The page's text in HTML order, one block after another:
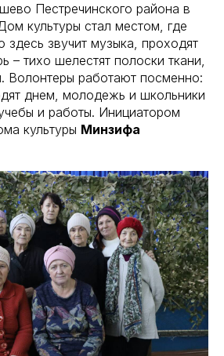
Пестречинского района в
культуры стал местом, где
здесь звучит музыка, проходят
– тихо шелестят полоски ткани,
Волонтеры работают посменно:
днем, молодежь и школьники
и работы. Инициатором
культуры Минзифа